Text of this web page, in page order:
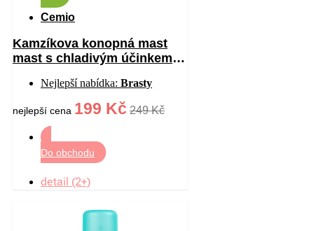
Cemio
Kamzíkova konopná mast
mast s chladivým účinkem
Nejlepší nabídka: Brasty
nejlepší cena 199 Kč 249 Kč
Do obchodu
detail (2+)